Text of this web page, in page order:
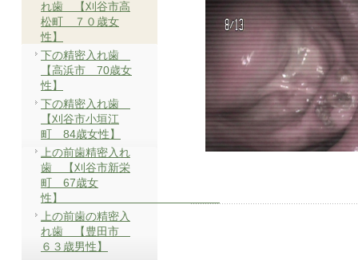
れ歯 【刈谷市高
松町 ７０歳女
性】
下の精密入れ歯
【高浜市 70歳女
性】
下の精密入れ歯
【刈谷市小垣江
町 84歳女性】
上の前歯精密入れ
歯 【刈谷市新栄
町 67歳女
性】
上の前歯の精密入
れ歯 【豊田市
６３歳男性】